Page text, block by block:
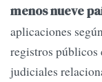
menos nueve
aplicaciones
registros públicos
judiciales